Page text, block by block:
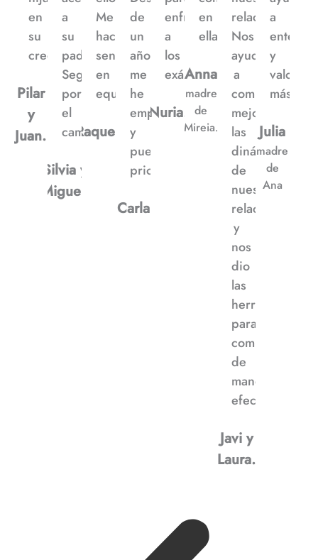
en
su
crecimiento”
Pilar
y
Juan.
a
su
padre.
Seguimos
por
el
camino”
Silvia y
Miguel.
Me
hace
sentirme
en
equilibrio”
Raquel.
de
un
año
me
he
empoderado
y
puedo
priorizarme”
Carla
enfrentarme
a
los
exámenes”
Nuria.
en
ella”
Anna
madre
de
Mireia.
relación.
Nos
ayudó
a
comprender
mejor
las
dinámicas
de
nuestra
relación
y
nos
dio
las
herramientas
para
comunicarnos
de
manera
efectiva”
Javi y
Laura.
a
y
más”
Julia
madre
de
Ana